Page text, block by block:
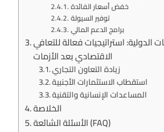
خفض أسعار الفائدة
توفير السيولة
برامج الدعم المالي
الدولية: استراتيجيات فعالة للتعافي
الاقتصادي بعد الأزمات
زيادة التعاون التجاري
استقطاب الاستثمارات الأجنبية
المساعدات الإنسانية والتقنية
الخلاصة
الأسئلة الشائعة (FAQ)